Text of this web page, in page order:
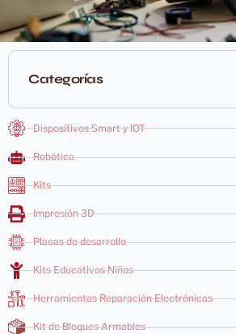
Categorías
Dispositivos Smart y IOT
Robótica
Kits
Impresión 3D
Placas de desarrollo
Kits Educativos Niños
Herramientas Reparación Electrónicas
Kit de Bloques Armables